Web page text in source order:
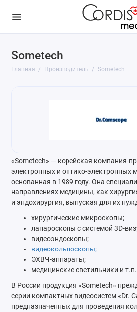
Sometech
Главная Производитель Sometech
«Sometech» — корейская компания-
электронных и оптико-электронных
основанная в 1989 году. Она
направлениях медицины, как
и эндохирургия, выпуская для их
хирургические микроскопы;
лапароскопы с системой 3D-
видеоэндоскопы;
видеокольпоскопы;
ЭХВЧ-аппараты;
медицинские светильники и т.п.
В России продукция «Sometech»
серии компактных видеосистем «Dr.
предназначенных для проведения